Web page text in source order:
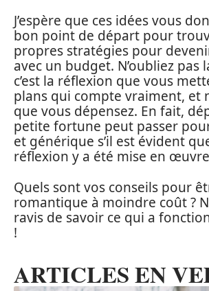
J’espère que ces idées vous
bon point de départ pour
propres stratégies pour
avec un budget. N’oubliez pas
c’est la réflexion que vous
plans qui compte vraiment, et
que vous dépensez. En fait,
petite fortune peut passer
et générique s’il est évident
réflexion y a été mise en
Quels sont vos conseils pour
romantique à moindre coût ?
ravis de savoir ce qui a
!
ARTICLES EN